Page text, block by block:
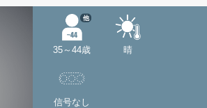
35～44歳
他
晴
信号なし